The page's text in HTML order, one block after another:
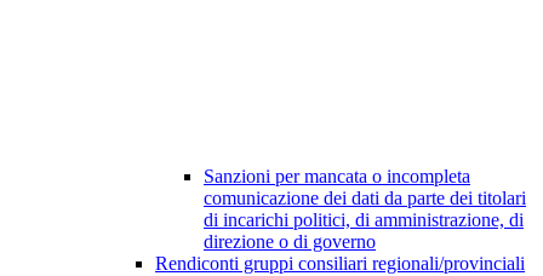
Sanzioni per mancata o incompleta
comunicazione dei dati da parte dei titolari
di incarichi politici, di amministrazione, di
direzione o di governo
Rendiconti gruppi consiliari regionali/provinciali